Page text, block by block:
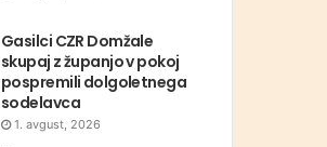
Gasilci CZR Domžale
skupaj z županjo v pokoj
pospremili dolgoletnega
sodelavca
1. avgust, 2026